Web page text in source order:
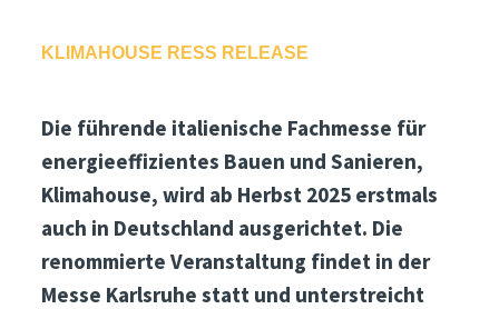
KLIMAHOUSE RESS RELEASE
Die führende italienische Fachmesse für
energieeffizientes Bauen und Sanieren,
Klimahouse, wird ab Herbst 2025 erstmals
auch in Deutschland ausgerichtet. Die
renommierte Veranstaltung findet in der
Messe Karlsruhe statt und unterstreicht